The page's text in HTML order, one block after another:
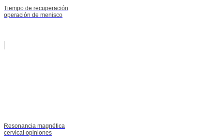
Tiempo de recuperación
operación de menisco
Resonancia magnética
cervical opiniones